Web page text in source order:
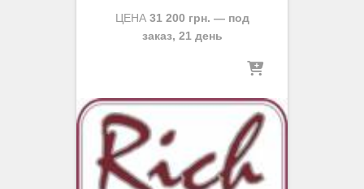
ЦЕНА 31 200 грн. — под
заказ, 21 день